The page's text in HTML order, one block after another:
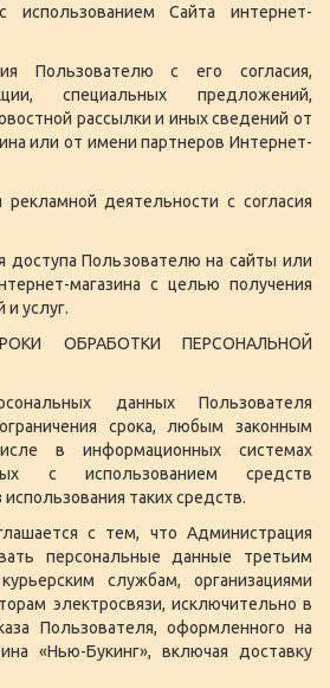
использованием Сайта интернет-
Пользователю с его согласия,
специальных предложений,
рассылки и иных сведений от
или от имени партнеров Интернет-
деятельности с согласия
доступа Пользователю на сайты или
магазина с целью получения
услуг.
ОБРАБОТКИ ПЕРСОНАЛЬНОЙ
данных Пользователя
срока, любым законным
в информационных системах
с использованием средств
таких средств.
с тем, что Администрация
персональные данные третьим
службам, организациями
электросвязи, исключительно в
Пользователя, оформленного на
«Нью-Букинг», включая доставку